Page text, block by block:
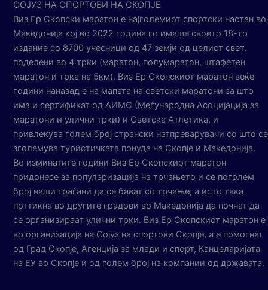
СОЈУЗ НА СПОРТОВИ НА СКОПЈЕ
Виз Ер Скопски маратон е најголемиот спортски настан во
Македонија кој во 2022 година го имаше своето 18-то
издание со 8700 учесници од 47 земји од целиот свет,
поделени во 4 трки (маратон, полумаратон, штафетен
маратон и трка на 5км). Виз Ер Скопскиот маратон веќе
години наназад е на мапата на светски маратони за што
има и сертификат од АИМС (Меѓународна Асоцијација за
маратони и улични трки) и Светска Атлетика, и
привлекува голем број странски натпреварувачи со што се
зголемува туристичката понуда на Скопје и Македонија.
Во изминатите години Виз Ер Скопскиот маратон
придонесе за популаризација на трчањето и се поголем
број наши граѓани да се бават со трчање, а исто така
поттикна во другите градови во Македонија да почнат да
се организираат улични трки. Виз Ер Скопскиот маратон е
во организација на Сојуз на спортови Скопје, а е помогнат
од Град Скопје, Агенција за млади и спорт, Канцеларијата
на ЕУ во Скопје и од голем број на компании од државата.